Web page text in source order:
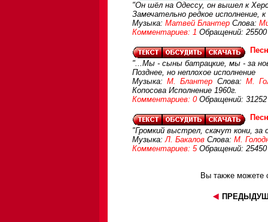
"Он шёл на Одессу, он вышел к
Замечательно редкое исполнение,
Музыка: Матвей Блантер Слова:
Комментариев: 1 Обращений: 25500
"...Мы - сыны батрацкие, мы - за
Позднее, но неплохое исполнение
Музыка:М. Блантер Слова: М.
Копосова Исполнение 1960г.
Комментариев: 0 Обращений: 31252
"Громкий выстрел, скачут кони,
Музыка:Л. Бакалов Слова: М.
Комментариев: 5 Обращений: 25450
Вы также можете